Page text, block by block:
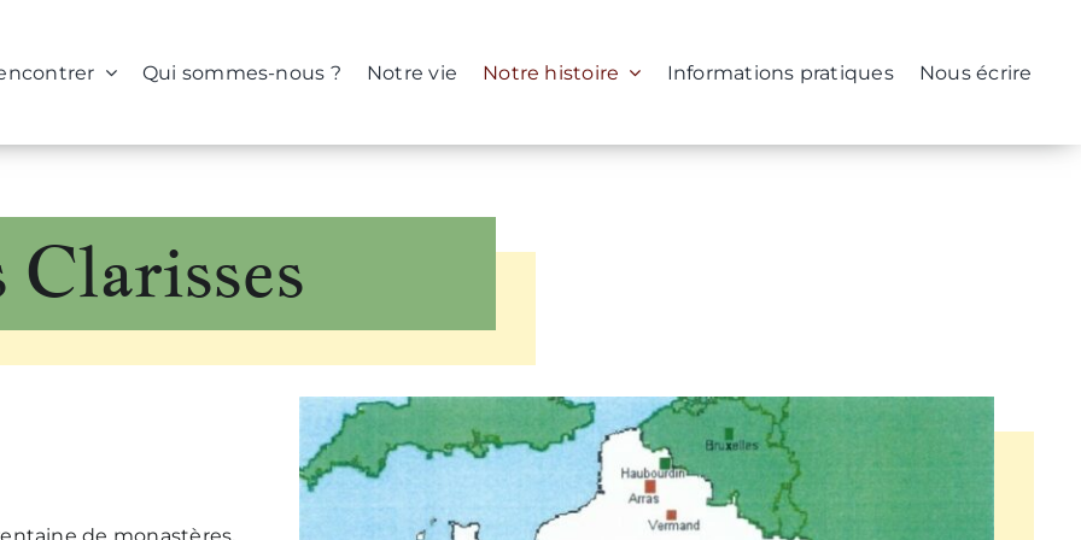
Qui sommes-nous ? Notre vie Notre histoire Informations pratiques Nous écrire
Clarisses